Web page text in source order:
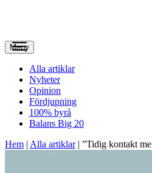
Meny
Alla artiklar
Nyheter
Opinion
Fördjupning
100% byrå
Balans Big 20
Hem | Alla artiklar| ”Tidig kontakt